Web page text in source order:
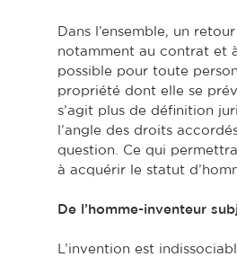
Dans l’ensemble, un
notamment au contrat et
possible pour toute
propriété dont elle se
s’agit plus de définition
l’angle des droits
question. Ce qui
à acquérir le statut
De l’homme-inventeur
L’invention est